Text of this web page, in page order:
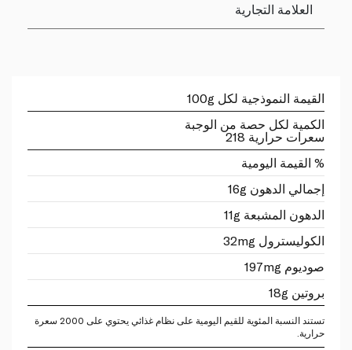
العلامة التجارية
القيمة النموذجية لكل 100g
الكمية لكل حصة من الوجبة
سعرات حرارية 218
% القيمة اليومية
إجمالي الدهون 16g
الدهون المشبعة 11g
الكوليسترول 32mg
صوديوم 197mg
بروتين 18g
تستند النسبة المئوية للقيم اليومية على نظام غذائي يحتوي على 2000 سعرة
حرارية.